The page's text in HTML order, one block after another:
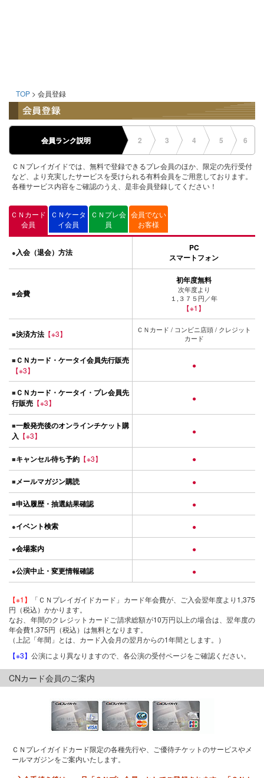
TOP > 会員登録
会員ランク説明 2 3 4 5 6
ＣＮプレイガイドでは、無料で登録できるプレ会員のほか、限定の先行受付
など、より充実したサービスを受けられる有料会員をご用意しております。
各種サービス内容をご確認のうえ、是非会員登録してください！
ＣＮカード
会員
ＣＮケータ
イ会員
ＣＮプレ会
員
会員でない
お客様
●入会（退会）方法
PC
スマートフォン
■会費
初年度無料
次年度より
１,３７５円／年
【※1】
■決済方法 【※3】
ＣＮカード / コンビニ店頭 / クレジット
カード
■ＣＮカード・ケータイ会員先行販売
【※3】
●
■ＣＮカード・ケータイ・プレ会員先
行販売 【※3】 ●
■一般発売後のオンラインチケット購
入 【※3】 ●
■キャンセル待ち予約 【※3】 ●
■メールマガジン購読 ●
■申込履歴・抽選結果確認 ●
●イベント検索 ●
●会場案内 ●
●公演中止・変更情報確認 ●
【※1】
「ＣＮプレイガイドカード」カード年会費が、ご入会翌年度より1,375
円（税込）かかります。
なお、年間のクレジットカードご請求総額が10万円以上の場合は、翌年度の
年会費1,375円（税込）は無料となります。
（上記「年間」とは、カード入会月の翌月からの1年間とします。）
【※3】 公演により異なりますので、各公演の受付ページをご確認ください。
CNカード会員のご案内
ＣＮプレイガイドカード限定の各種先行や、ご優待チケットのサービスやメ
ールマガジンをご案内いたします。